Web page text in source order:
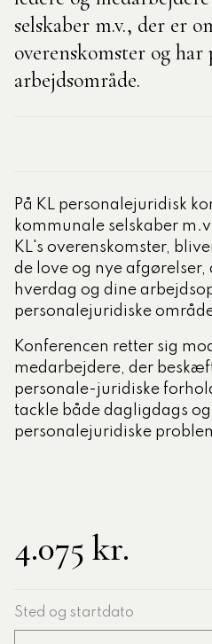
selskaber m.v., der er
overenskomster og har
arbejdsområde.
På KL personalejuridisk
kommunale selskaber
KL's overenskomster,
de love og nye
hverdag og dine
personalejuridiske
Konferencen retter sig
medarbejdere, der
personale-juridiske
tackle både dagligdags
personalejuridiske
4.075 kr.
Sted og startdato
Formidler- og